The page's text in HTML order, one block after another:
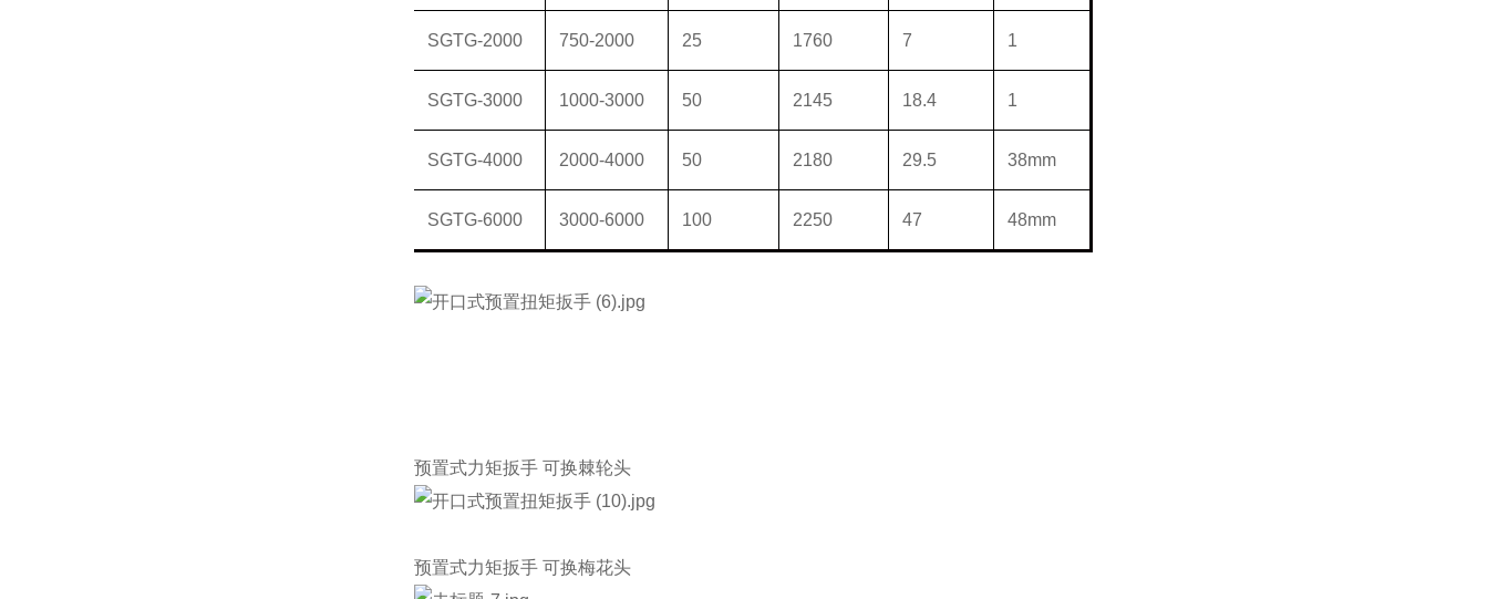
SGTG-2000 750-2000 25 1760 7 1
SGTG-3000 1000-3000 50 2145 18.4 1
SGTG-4000 2000-4000 50 2180 29.5 38mm
SGTG-6000 3000-6000 100 2250 47 48mm
预置式力矩扳手 可换棘轮头
预置式力矩扳手 可换梅花头